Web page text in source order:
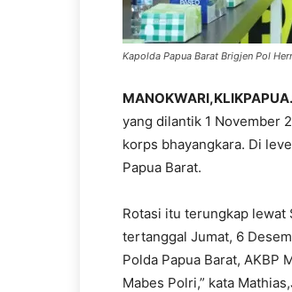
Kapolda Papua Barat Brigjen Pol
yang dilantik 1 November
korps bhayangkara. Di
Papua Barat.
Rotasi itu terungkap lewat
tertanggal Jumat, 6
Polda Papua Barat, AKBP
Mabes Polri,” kata